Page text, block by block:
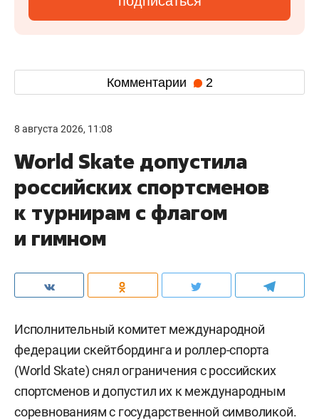
Комментарии 2
8 августа 2026, 11:08
World Skate допустила
российских спортсменов
к турнирам с флагом
и гимном
Исполнительный комитет международной
федерации скейтбординга и роллер-спорта
(World Skate) снял ограничения с российских
спортсменов и допустил их к международным
соревнованиям с государственной символикой.